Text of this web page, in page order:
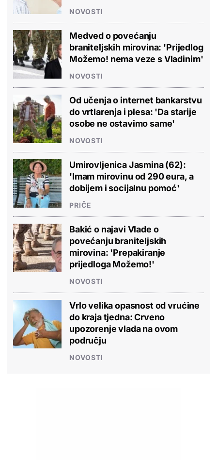
NOVOSTI
Medved o povećanju
braniteljskih mirovina: 'Prijedlog
Možemo! nema veze s Vladinim'
NOVOSTI
Od učenja o internet bankarstvu
do vrtlarenja i plesa: 'Da starije
osobe ne ostavimo same'
NOVOSTI
Umirovljenica Jasmina (62):
'Imam mirovinu od 290 eura, a
dobijem i socijalnu pomoć'
PRIČE
Bakić o najavi Vlade o
povećanju braniteljskih
mirovina: 'Prepakiranje
prijedloga Možemo!'
NOVOSTI
Vrlo velika opasnost od vrućine
do kraja tjedna: Crveno
upozorenje vlada na ovom
području
NOVOSTI